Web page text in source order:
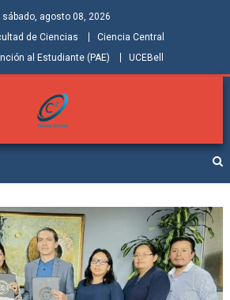
sábado, agosto 08, 2026
de Ciencias
Ciencia Central
al Estudiante (PAE)
UCEBell
de Ciencias |
Central